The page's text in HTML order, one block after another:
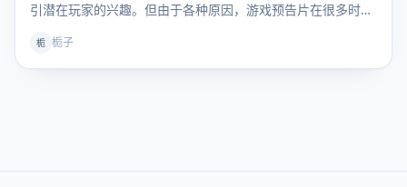
引潜在玩家的兴趣。但由于各种原因，游戏预告片在很多时候
栀 栀子